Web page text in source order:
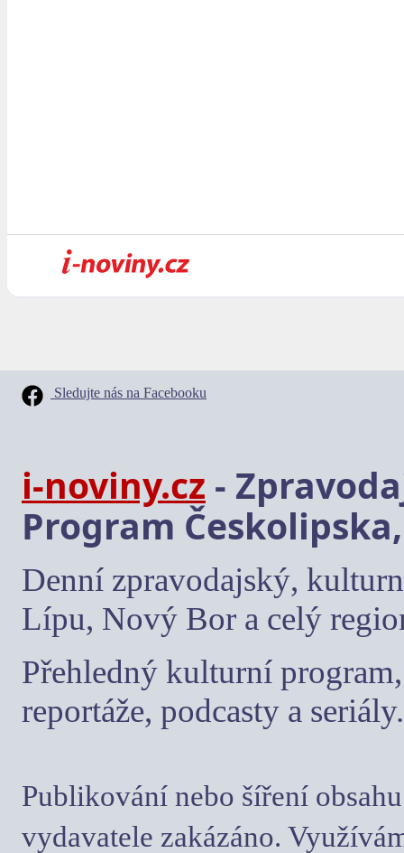
Sledujte nás na Facebooku
i-noviny.cz -
Program
Denní zpravodajský,
Lípu, Nový Bor a celý
Přehledný kulturní
reportáže, podcasty a seriály.
Publikování nebo šíření
vydavatele zakázáno.